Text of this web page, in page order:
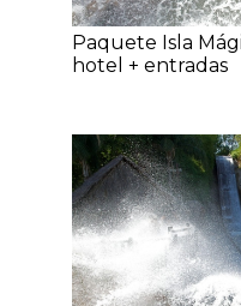
Paquete Isla
hotel + entradas